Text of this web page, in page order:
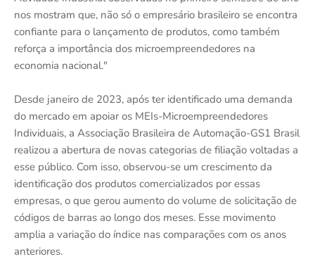
nos mostram que, não só o empresário brasileiro se encontra
confiante para o lançamento de produtos, como também
reforça a importância dos microempreendedores na
economia nacional."
Desde janeiro de 2023, após ter identificado uma demanda
do mercado em apoiar os MEIs-Microempreendedores
Individuais, a Associação Brasileira de Automação-GS1 Brasil
realizou a abertura de novas categorias de filiação voltadas a
esse público. Com isso, observou-se um crescimento da
identificação dos produtos comercializados por essas
empresas, o que gerou aumento do volume de solicitação de
códigos de barras ao longo dos meses. Esse movimento
amplia a variação do índice nas comparações com os anos
anteriores.